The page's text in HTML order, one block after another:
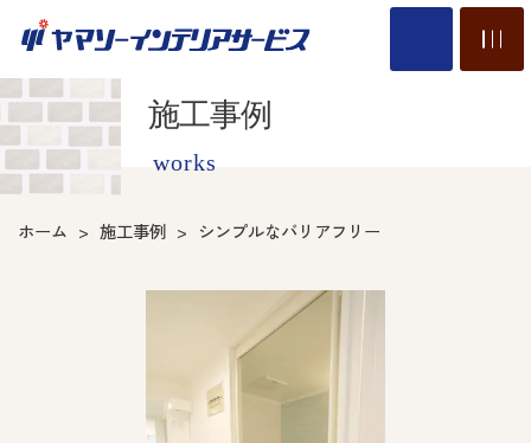
施工事例
works
ホーム 施工事例 シンプルなバリアフリー